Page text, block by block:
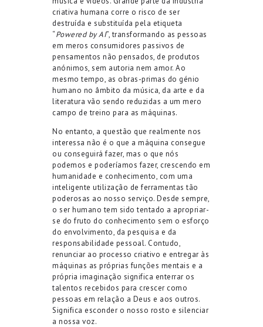
criativa humana corre o risco de ser
destruída e substituída pela etiqueta
“Powered by AI”, transformando as pessoas
em meros consumidores passivos de
pensamentos não pensados, de produtos
anónimos, sem autoria nem amor. Ao
mesmo tempo, as obras-primas do génio
humano no âmbito da música, da arte e da
literatura vão sendo reduzidas a um mero
campo de treino para as máquinas.
No entanto, a questão que realmente nos
interessa não é o que a máquina consegue
ou conseguirá fazer, mas o que nós
podemos e poderíamos fazer, crescendo em
humanidade e conhecimento, com uma
inteligente utilização de ferramentas tão
poderosas ao nosso serviço. Desde sempre,
o ser humano tem sido tentado a apropriar-
se do fruto do conhecimento sem o esforço
do envolvimento, da pesquisa e da
responsabilidade pessoal. Contudo,
renunciar ao processo criativo e entregar às
máquinas as próprias funções mentais e a
própria imaginação significa enterrar os
talentos recebidos para crescer como
pessoas em relação a Deus e aos outros.
Significa esconder o nosso rosto e silenciar
a nossa voz.